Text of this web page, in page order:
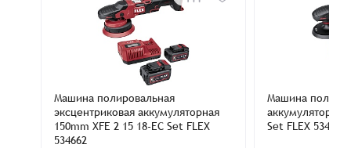
Машина полировальная
эксцентриковая аккумуляторная
150mm XFE 2 15 18-EC Set FLEX
534662
Машина
Set FLEX 534654